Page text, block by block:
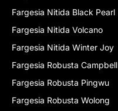
Fargesia Nitida Black Pearl
Fargesia Nitida Volcano
Fargesia Nitida Winter Joy
Fargesia Robusta Campbell
Fargesia Robusta Pingwu
Fargesia Robusta Wolong